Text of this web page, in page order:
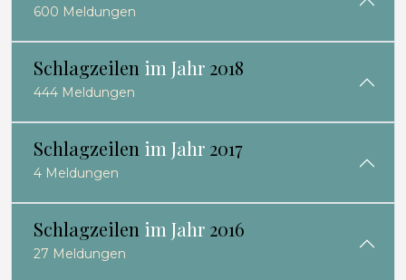
600 Meldungen
Schlagzeilen im Jahr 2018
444 Meldungen
Schlagzeilen im Jahr 2017
4 Meldungen
Schlagzeilen im Jahr 2016
27 Meldungen